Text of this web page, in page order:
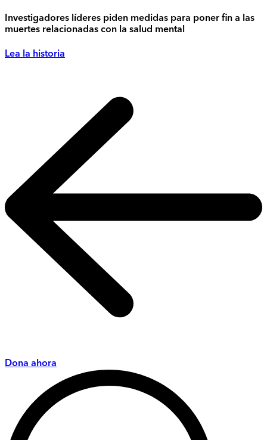
Investigadores líderes piden medidas para poner fin a las
muertes relacionadas con la salud mental
Lea la historia
Dona ahora